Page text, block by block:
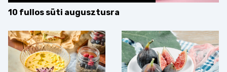
10 fullos süti augusztusra